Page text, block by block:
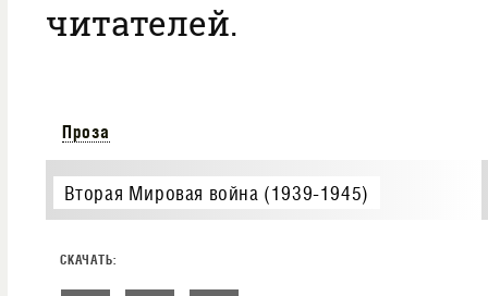
читателей.
Проза
Вторая Мировая война (1939-1945)